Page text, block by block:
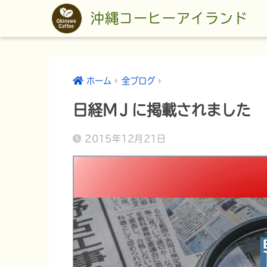
沖縄コーヒーアイランド
ホーム 全ブログ
日経MＪに掲載されました
2015年12月21日